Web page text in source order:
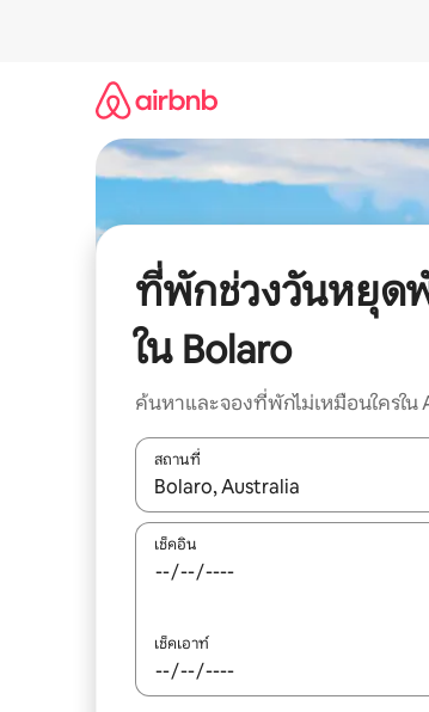
ที่พักช่วงวันหยุด
ใน Bolaro
ค้นหาและจองที่พักไม่เหมือนใครใน
สถานที่
ใช้ลูกศรขึ้นลง หรือใช้การสัมผัสหรือปั
เช็คอิน
เช็คเอาท์